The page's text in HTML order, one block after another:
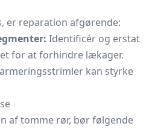
er reparation afgørende:
Identificér og erstat
for at forhindre lækager.
kan styrke
af tomme rør, bør følgende